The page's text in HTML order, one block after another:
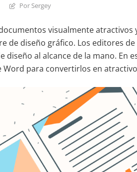
Por Sergey
visualmente
de diseño gráfico. Los editores
diseño al alcance de la mano. En
Word para convertirlos en